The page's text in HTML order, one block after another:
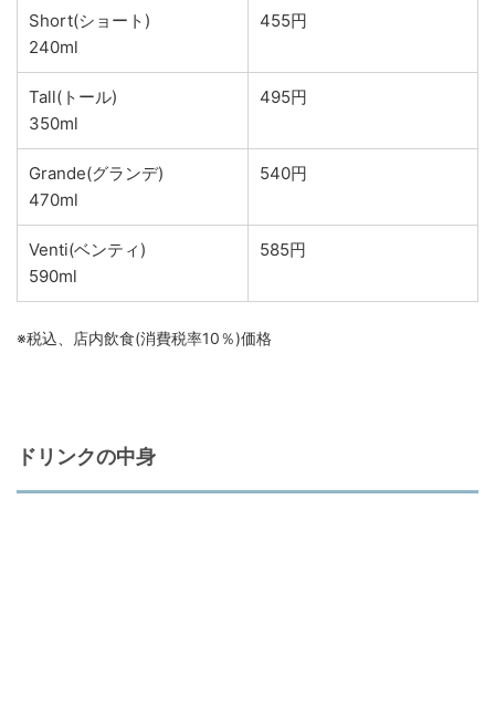
Short(ショート)
240ml
455円
Tall(トール)
350ml
495円
Grande(グランデ)
470ml
540円
Venti(ベンティ)
590ml
585円
※税込、店内飲食(消費税率10％)価格
ドリンクの中身